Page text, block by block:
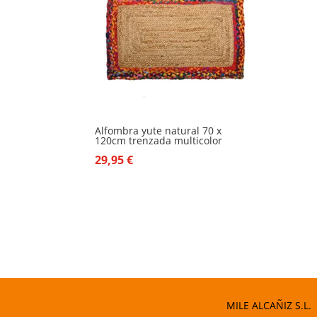
Alfombra yute natural 70 x
120cm trenzada multicolor
29,95€
MILE ALCAÑIZ